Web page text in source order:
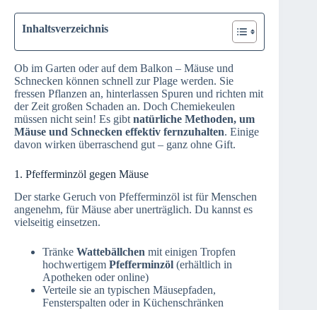
Inhaltsverzeichnis
Ob im Garten oder auf dem Balkon – Mäuse und
Schnecken können schnell zur Plage werden. Sie
fressen Pflanzen an, hinterlassen Spuren und richten mit
der Zeit großen Schaden an. Doch Chemiekeulen
müssen nicht sein! Es gibt natürliche Methoden, um
Mäuse und Schnecken effektiv fernzuhalten. Einige
davon wirken überraschend gut – ganz ohne Gift.
1. Pfefferminzöl gegen Mäuse
Der starke Geruch von Pfefferminzöl ist für Menschen
angenehm, für Mäuse aber unerträglich. Du kannst es
vielseitig einsetzen.
Tränke Wattebällchen mit einigen Tropfen
hochwertigem Pfefferminzöl (erhältlich in
Apotheken oder online)
Verteile sie an typischen Mäusepfaden,
Fensterspalten oder in Küchenschränken